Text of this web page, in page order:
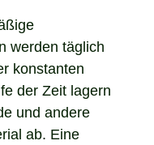
werden täglich
konstanten
der Zeit lagern
und andere
ab. Eine